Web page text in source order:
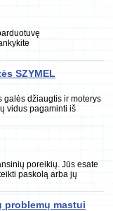
SZYMEL
galės džiaugtis ir moterys
vidus pagaminti iš
poreikių. Jūs esate
paskolą arba jų
problemų mastui